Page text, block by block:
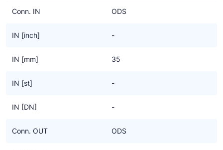
Conn. IN ODS
IN [inch] -
IN [mm] 35
IN [st] -
IN [DN] -
Conn. OUT ODS